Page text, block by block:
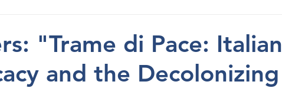
"Trame di Pace: Italian
and the Decolonizing